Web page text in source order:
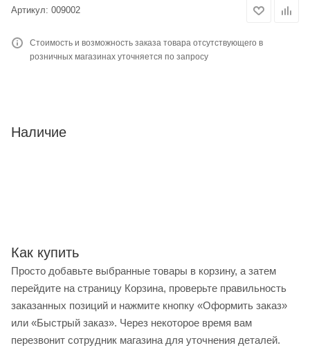
Артикул: 009002
Стоимость и возможность заказа товара отсутствующего в
розничных магазинах уточняется по запросу
Наличие
Как купить
Просто добавьте выбранные товары в корзину, а затем
перейдите на страницу Корзина, проверьте правильность
заказанных позиций и нажмите кнопку «Оформить заказ»
или «Быстрый заказ». Через некоторое время вам
перезвонит сотрудник магазина для уточнения деталей.